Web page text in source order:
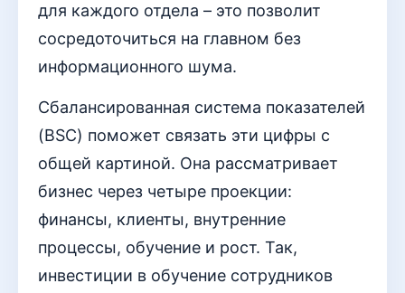
для каждого отдела – это позволит
сосредоточиться на главном без
информационного шума.
Сбалансированная система показателей
(BSC) поможет связать эти цифры с
общей картиной. Она рассматривает
бизнес через четыре проекции:
финансы, клиенты, внутренние
процессы, обучение и рост. Так,
инвестиции в обучение сотрудников